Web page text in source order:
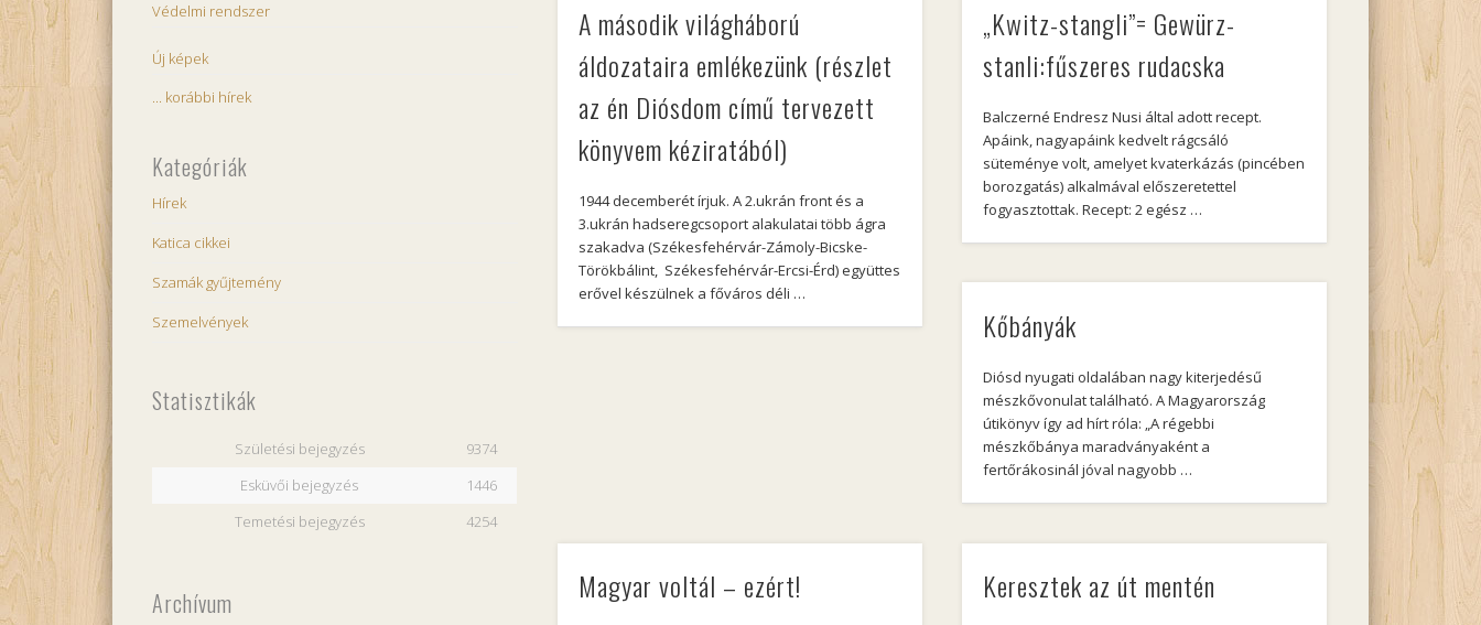
A második világháború
áldozataira emlékezünk (részlet
az én Diósdom című tervezett
könyvem kéziratából)
1944 decemberét írjuk. A 2.ukrán front és a
3.ukrán hadseregcsoport alakulatai több ágra
szakadva (Székesfehérvár-Zámoly-Bicske-
Törökbálint, Székesfehérvár-Ercsi-Érd) együttes
erővel készülnek a főváros déli …
„Kwitz-stangli”= Gewürz-
stanli:fűszeres rudacska
Balczerné Endresz Nusi által adott recept.
Apáink, nagyapáink kedvelt rágcsáló
süteménye volt, amelyet kvaterkázás (pincében
borozgatás) alkalmával előszeretettel
fogyasztottak. Recept: 2 egész …
Kőbányák
Diósd nyugati oldalában nagy kiterjedésű
mészkővonulat található. A Magyarország
útikönyv így ad hírt róla: „A régebbi
mészkőbánya maradványaként a
fertőrákosinál jóval nagyobb …
Magyar voltál – ezért! Keresztek az út mentén
Védelmi rendszer
Új képek
... korábbi hírek
Kategóriák
Hírek
Katica cikkei
Szamák gyűjtemény
Szemelvények
Statisztikák
Születési bejegyzés
9374
Esküvői bejegyzés
1446
Temetési bejegyzés
4254
Archívum